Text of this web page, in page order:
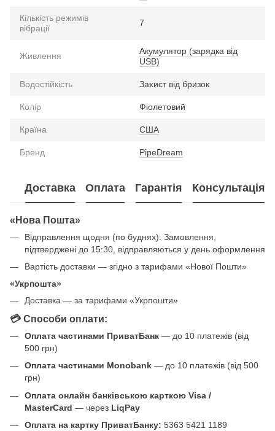
Кількість режимів
вібрації
7
Живлення
Акумулятор (зарядка від
USB)
Водостійкість Захист вiд бризок
Колір Фіолетовий
Країна США
Бренд PipeDream
Доставка Оплата Гарантія Консультація
«Нова Пошта»
Відправлення щодня (по буднях). Замовлення,
підтверджені до 15:30, відправляються у день оформлення
Вартість доставки — згідно з тарифами «Нової Пошти»
«Укрпошта»
Доставка — за тарифами «Укрпошти»
💳 Способи оплати:
Оплата частинами ПриватБанк — до 10 платежів (від
500 грн)
Оплата частинами Monobank — до 10 платежів (від 500
грн)
Оплата онлайн банківською карткою Visa /
MasterCard — через LiqPay
Оплата на картку ПриватБанку: 5363 5421 1189